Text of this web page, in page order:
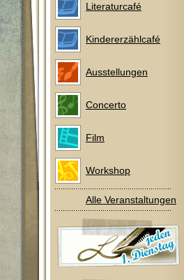
Literaturcafé
Kindererzählcafé
Ausstellungen
Concerto
Film
Workshop
Alle Veranstaltungen